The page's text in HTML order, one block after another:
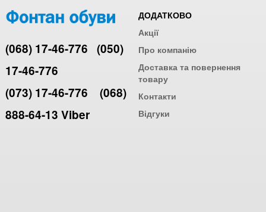
(068) 17-46-776 (050)
17-46-776
(073) 17-46-776
(068)
888-64-13 Viber
ДОДАТКОВО
Акції
Про компанію
Доставка та повернення
товару
Контакти
Відгуки